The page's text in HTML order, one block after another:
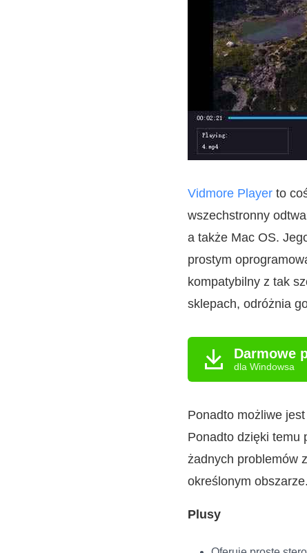
Vidmore Player to
wszechstronny
a także Mac OS.
prostym
kompatybilny z tak
sklepach, odróżnia
Darmowe
dla Windowsa
Ponadto możliwe
Ponadto dzięki temu
żadnych problemów
określonym obszarze.
Plusy